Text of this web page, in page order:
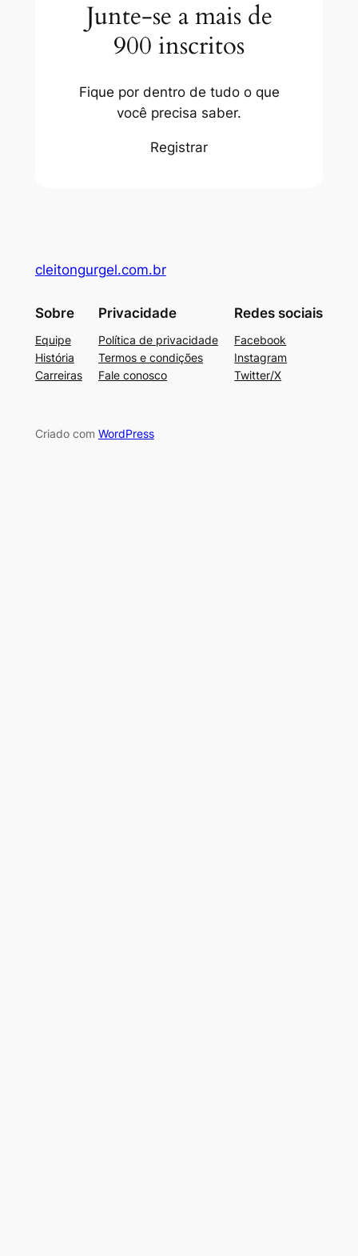
Junte-se a mais de
900 inscritos
Fique por dentro de tudo o que
você precisa saber.
Registrar
cleitongurgel.com.br
Sobre
Equipe
História
Carreiras
Privacidade
Política de privacidade
Termos e condições
Fale conosco
Redes sociais
Facebook
Instagram
Twitter/X
Criado com WordPress